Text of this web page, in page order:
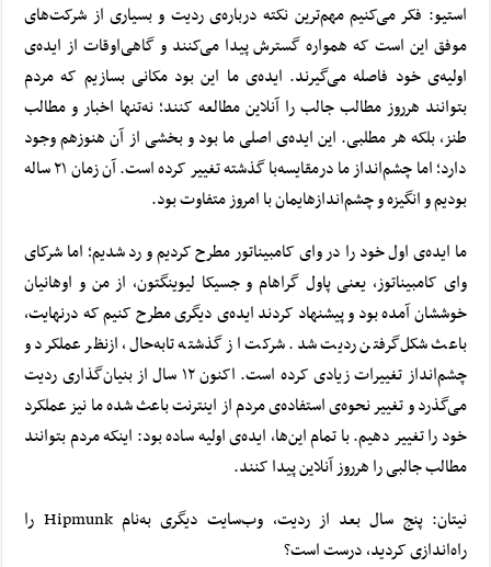
استیو: فکر می‌کنیم مهم‌ترین نکته درباره‌ی ردیت و بسیاری از شرکت‌های
موفق این است که همواره گسترش پیدا می‌کنند و گاهی‌اوقات از ایده‌ی
اولیه‌ی خود فاصله می‌گیرند. ایده‌ی ما این بود مکانی بسازیم که مردم
بتوانند هرروز مطالب جالب را آنلاین مطالعه کنند؛ نه‌تنها اخبار و مطالب
طنز، بلکه هر مطلبی. این ایده‌ی اصلی ما بود و بخشی از آن هنوزهم وجود
دارد؛ اما چشم‌انداز ما درمقایسه‌با گذشته تغییر کرده است. آن‌ زمان ۲۱ ساله
بودیم وانگیزهو چشم‌اندازهایمان با امروز متفاوت بود.
ما ایده‌ی اول خود را در وای کامبیناتور مطرح کردیم و رد شدیم؛ اما شرکای
وای کامبیناتوز، یعنی پاول گراهام و جسیکا لیوینگتون، از من و اوهانیان
خوششان آمده بود و پیشنهاد کردند ایده‌ی دیگری مطرح کنیم که درنهایت،
باعث شکل‌گرفتن ردیت شد. شرکت از گذشته تا‌به‌حال، ازنظر عملکرد و
چشم‌انداز تغییرات زیادی کرده است. اکنون ۱۲ سال از بنیان‌گذاری ردیت
می‌گذرد و تغییر نحوه‌ی استفاده‌ی مردم ازاینترنتباعث شده ما نیز عملکرد
خود را تغییر دهیم. با تمام این‌ها، ایده‌ی اولیه ساده بود: اینکه مردم بتوانند
مطالب جالبی را هرروز آنلاین پیدا کنند.
نیتان: پنج سال بعد از ردیت، وب‌سایت دیگری به‌نام Hipmunk را
راه‌اندازی کردید، درست است؟